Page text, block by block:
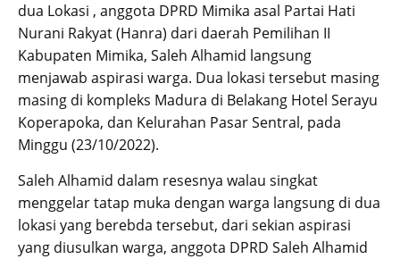
dua Lokasi , anggota DPRD Mimika asal Partai Hati
Nurani Rakyat (Hanra) dari daerah Pemilihan II
Kabupaten Mimika, Saleh Alhamid langsung
menjawab aspirasi warga. Dua lokasi tersebut masing
masing di kompleks Madura di Belakang Hotel Serayu
Koperapoka, dan Kelurahan Pasar Sentral, pada
Minggu (23/10/2022).
Saleh Alhamid dalam resesnya walau singkat
menggelar tatap muka dengan warga langsung di dua
lokasi yang berebda tersebut, dari sekian aspirasi
yang diusulkan warga, anggota DPRD Saleh Alhamid